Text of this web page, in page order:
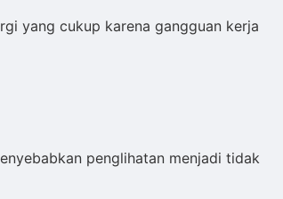
yang cukup karena gangguan kerja
penglihatan menjadi tidak